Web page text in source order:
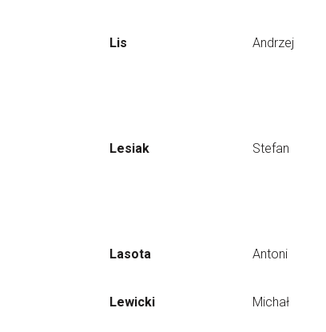
Lis Andrzej
Lesiak Stefan
Lasota Antoni
Lewicki Michał